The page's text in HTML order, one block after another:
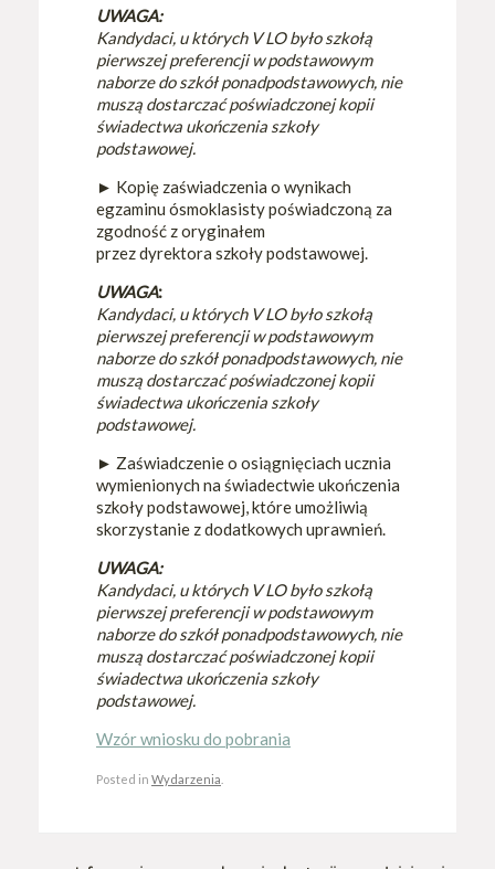
UWAGA:
Kandydaci, u których V LO było szkołą
pierwszej preferencji w podstawowym
naborze do szkół ponadpodstawowych, nie
muszą dostarczać poświadczonej kopii
świadectwa ukończenia szkoły
podstawowej.
► Kopię zaświadczenia o wynikach
egzaminu ósmoklasisty poświadczoną za
zgodność z oryginałem
przez dyrektora szkoły podstawowej.
UWAGA:
Kandydaci, u których V LO było szkołą
pierwszej preferencji w podstawowym
naborze do szkół ponadpodstawowych, nie
muszą dostarczać poświadczonej kopii
świadectwa ukończenia szkoły
podstawowej.
► Zaświadczenie o osiągnięciach ucznia
wymienionych na świadectwie ukończenia
szkoły podstawowej, które umożliwią
skorzystanie z dodatkowych uprawnień.
UWAGA:
Kandydaci, u których V LO było szkołą
pierwszej preferencji w podstawowym
naborze do szkół ponadpodstawowych, nie
muszą dostarczać poświadczonej kopii
świadectwa ukończenia szkoły
podstawowej.
Wzór wniosku do pobrania
Posted in Wydarzenia
Post navigation